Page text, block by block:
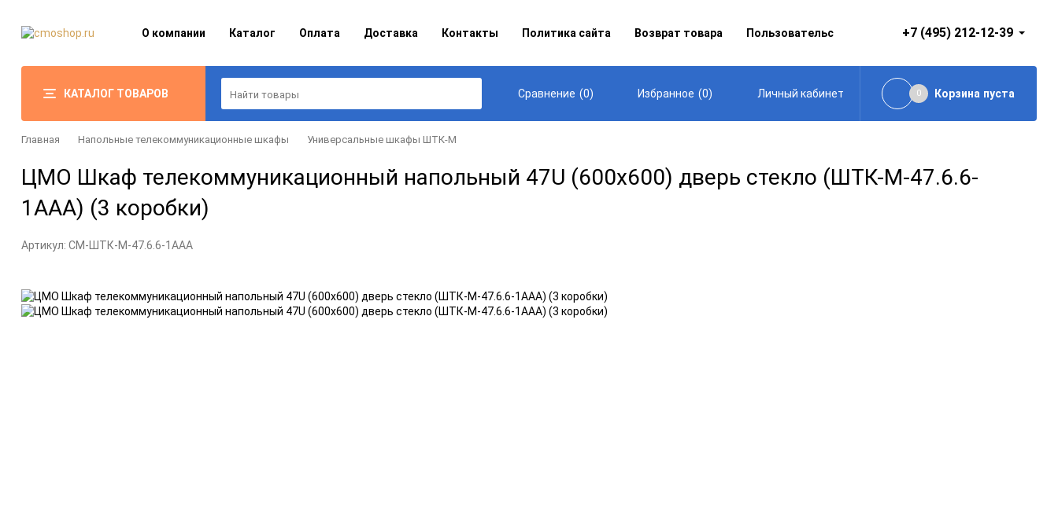
О компании Каталог Оплата Доставка Контакты Политика сайта Возврат товара Пользовательское соглашение+7 (495) 212-12-39
КАТАЛОГ ТОВАРОВ Сравнение (0) Избранное (0) Личный кабинет 0 Корзина пуста
Главная Напольные телекоммуникационные шкафы Универсальные шкафы ШТК-М
ЦМО Шкаф телекоммуникационный напольный 47U (600х600) дверь стекло (ШТК-М-47.6.6-
1ААА) (3 коробки)
Артикул: CM-ШТК-М-47.6.6-1ААА